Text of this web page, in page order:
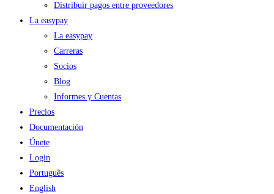
Distribuir pagos entre proveedores
La easypay
La easypay
Carreras
Socios
Blog
Informes y Cuentas
Precios
Documentación
Únete
Login
Português
English